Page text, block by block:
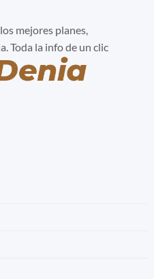
mejores planes,
Toda la info de un clic